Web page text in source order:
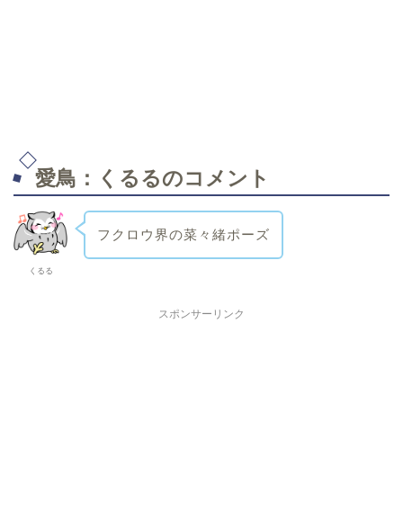
愛鳥：くるるのコメント
くるる
フクロウ界の菜々緒ポーズ
スポンサーリンク